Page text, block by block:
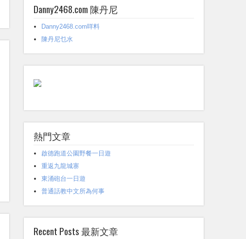
Danny2468.com 陳丹尼
Danny2468.com咩料
陳丹尼乜水
熱門文章
啟德跑道公園野餐一日遊
重返九龍城寨
東涌砲台一日遊
普通話教中文所為何事
Recent Posts 最新文章